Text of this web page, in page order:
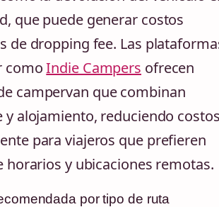
que puede generar costos
de dropping fee. Las
comoIndie Campers ofrecen
campervan que combinan
y alojamiento, reduciendo
para viajeros que prefieren
horarios y ubicaciones remotas.
por tipo de ruta